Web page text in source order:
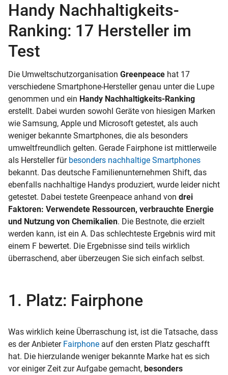
Handy Nachhaltigkeits-
Ranking: 17 Hersteller im
Test
Die Umweltschutzorganisation Greenpeace hat 17
verschiedene Smartphone-Hersteller genau unter die Lupe
genommen und ein Handy Nachhaltigkeits-Ranking
erstellt. Dabei wurden sowohl Geräte von hiesigen Marken
wie Samsung, Apple und Microsoft getestet, als auch
weniger bekannte Smartphones, die als besonders
umweltfreundlich gelten. Gerade Fairphone ist mittlerweile
als Hersteller für besonders nachhaltige Smartphones
bekannt. Das deutsche Familienunternehmen Shift, das
ebenfalls nachhaltige Handys produziert, wurde leider nicht
getestet. Dabei testete Greenpeace anhand von drei
Faktoren: Verwendete Ressourcen, verbrauchte Energie
und Nutzung von Chemikalien. Die Bestnote, die erzielt
werden kann, ist ein A. Das schlechteste Ergebnis wird mit
einem F bewertet. Die Ergebnisse sind teils wirklich
überraschend, aber überzeugen Sie sich einfach selbst.
1. Platz: Fairphone
Was wirklich keine Überraschung ist, ist die Tatsache, dass
es der Anbieter Fairphone auf den ersten Platz geschafft
hat. Die hierzulande weniger bekannte Marke hat es sich
vor einiger Zeit zur Aufgabe gemacht, besonders